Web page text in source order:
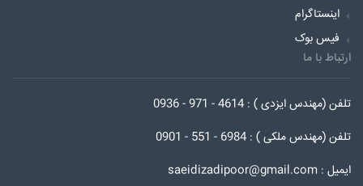
اینستاگرام
فیس بوک
ارتباط با ما
تلفن (مهندس ایزدی ) : 4614 - 971 - 0936
تلفن (مهندس ملکی ) : 6984 - 551 - 0901
ایمیل : saeidizadipoor@gmail.com